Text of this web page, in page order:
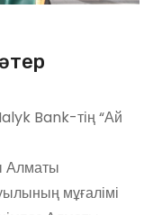
Bank-тің “Ай
Алматы
мұғалімі